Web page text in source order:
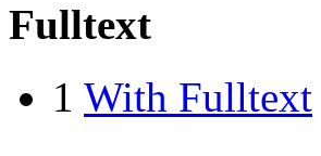
Fulltext
1 With Fulltext